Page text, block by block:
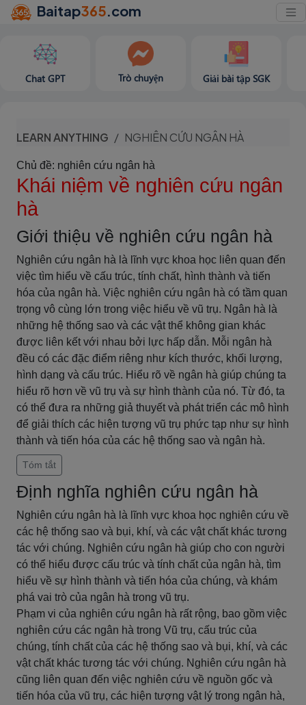
Baitap365.com
Chat GPT Trò chuyện Giải bài tập SGK
LEARN ANYTHING NGHIÊN CỨU NGÂN HÀ
Chủ đề: nghiên cứu ngân hà
Khái niệm về nghiên cứu ngân
hà
Giới thiệu về nghiên cứu ngân hà
Nghiên cứu ngân hà là lĩnh vực khoa học liên quan đến
việc tìm hiểu về cấu trúc, tính chất, hình thành và tiến
hóa của ngân hà. Việc nghiên cứu ngân hà có tầm quan
trọng vô cùng lớn trong việc hiểu về vũ trụ. Ngân hà là
những hệ thống sao và các vật thể không gian khác
được liên kết với nhau bởi lực hấp dẫn. Mỗi ngân hà
đều có các đặc điểm riêng như kích thước, khối lượng,
hình dạng và cấu trúc. Hiểu rõ về ngân hà giúp chúng ta
hiểu rõ hơn về vũ trụ và sự hình thành của nó. Từ đó, ta
có thể đưa ra những giả thuyết và phát triển các mô hình
để giải thích các hiện tượng vũ trụ phức tạp như sự hình
thành và tiến hóa của các hệ thống sao và ngân hà.
Tóm tắt
Định nghĩa nghiên cứu ngân hà
Nghiên cứu ngân hà là lĩnh vực khoa học nghiên cứu về
các hệ thống sao và bụi, khí, và các vật chất khác tương
tác với chúng. Nghiên cứu ngân hà giúp cho con người
có thể hiểu được cấu trúc và tính chất của ngân hà, tìm
hiểu về sự hình thành và tiến hóa của chúng, và khám
phá vai trò của ngân hà trong vũ trụ.
Phạm vi của nghiên cứu ngân hà rất rộng, bao gồm việc
nghiên cứu các ngân hà trong Vũ trụ, cấu trúc của
chúng, tính chất của các hệ thống sao và bụi, khí, và các
vật chất khác tương tác với chúng. Nghiên cứu ngân hà
cũng liên quan đến việc nghiên cứu về nguồn gốc và
tiến hóa của vũ trụ, các hiện tượng vật lý trong ngân hà,